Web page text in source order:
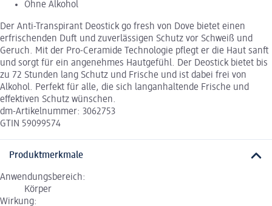
Ohne Alkohol
Der Anti-Transpirant Deostick go fresh von Dove bietet einen
erfrischenden Duft und zuverlässigen Schutz vor Schweiß und
Geruch. Mit der Pro-Ceramide Technologie pflegt er die Haut sanft
und sorgt für ein angenehmes Hautgefühl. Der Deostick bietet bis
zu 72 Stunden lang Schutz und Frische und ist dabei frei von
Alkohol. Perfekt für alle, die sich langanhaltende Frische und
effektiven Schutz wünschen.
dm-Artikelnummer: 3062753
GTIN 59099574
Produktmerkmale
Anwendungsbereich:
Körper
Wirkung: